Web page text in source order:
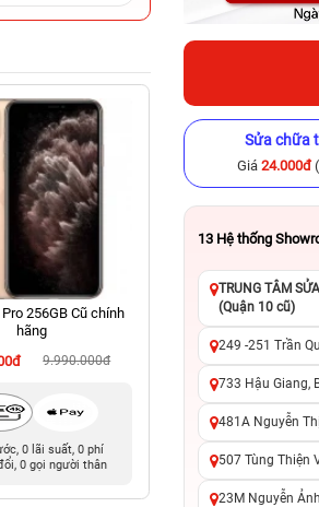
256GB Cũ chính
hãng
9.990.000đ
0 lãi suất, 0 phí
0 gọi người thân
iPhone 15 128GB Cũ
12.190.000đ
-6.100.000đ
chuyển đổi, 0 gọi
Sửa chữa
Giá 24.000đ
13 Hệ thống
TRUNG TÂM
(Quận 10 cũ)
249 -251 Trần
733 Hậu Giang,
481A Nguyễn
507 Tùng Thiện
23M Nguyễn